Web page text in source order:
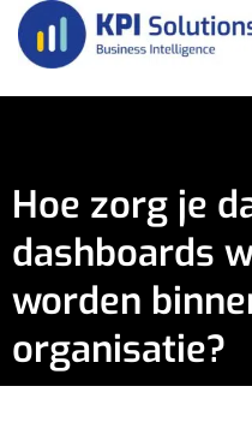
Hoe zorg je
dashboards
worden
organisatie?